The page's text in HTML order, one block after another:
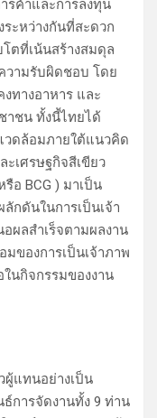
รค้าและการลงทุน
ะหว่างกันที่สะดวก
ตที่เน้นสร้างสมดุล
วามรับผิดชอบ โดย
ทางอาหาร และ
าชน ทั้งนี้ไทยได้
วดล้อมภายใต้แนวคิด
ะเศรษฐกิจสีเขียว
รือ BCG ) มาเป็น
กดันในการเป็นเจ้า
ผลสำเร็จตามผลงาน
ของการเป็นเจ้าภาพ
ในกิจกรรมของงาน
ผู้แทนอย่างเป็น
การจัดงานทั้ง 9 ท่าน